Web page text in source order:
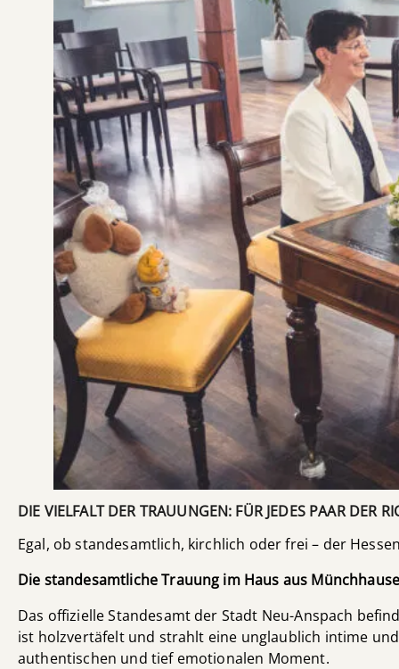
DIE VIELFALT DER TRAUUNGEN: FÜR JEDES PAAR DER
Egal, ob standesamtlich, kirchlich oder frei – der
Die standesamtliche Trauung im Haus aus
Das offizielle Standesamt der Stadt Neu-Anspach
ist holzvertäfelt und strahlt eine unglaublich intime
authentischen und tief emotionalen Moment.